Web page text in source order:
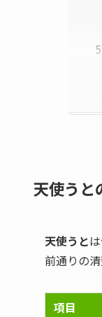
天使うと
天使うと
前通りの
項目